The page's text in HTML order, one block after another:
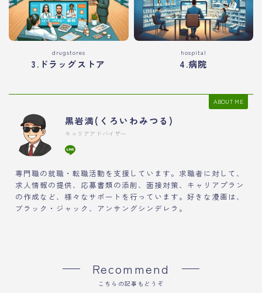
drugstores
3.ドラッグストア
hospital
4.病院
ABOUT ME
黒岩満(くろいわみつる)
キャリアアドバイザー
専門職の就職・転職活動を支援しています。求職者に対して、
求人情報の提供、応募書類の添削、面接対策、キャリアプラン
の作成など、様々なサポートを行っています。好きな漫画は、
ブラック・ジャック、アンサングシンデレラ。
Recommend
こちらの記事もどうぞ